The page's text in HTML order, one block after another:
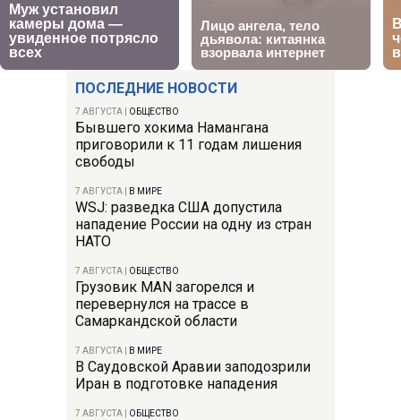
ПОСЛЕДНИЕ НОВОСТИ
7 АВГУСТА ОБЩЕСТВО
Бывшего хокима Намангана
приговорили к 11 годам лишения
свободы
7 АВГУСТА В МИРЕ
WSJ: разведка США допустила
нападение России на одну из стран
НАТО
7 АВГУСТА ОБЩЕСТВО
Грузовик MAN загорелся и
перевернулся на трассе в
Самаркандской области
7 АВГУСТА В МИРЕ
В Саудовской Аравии заподозрили
Иран в подготовке нападения
7 АВГУСТА ОБЩЕСТВО